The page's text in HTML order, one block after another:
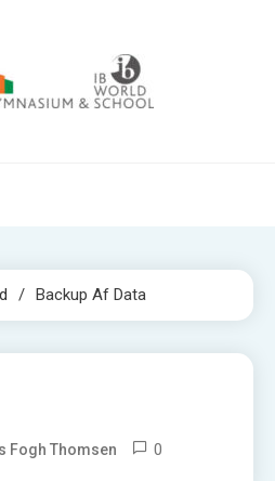
Backup Af Data
Fogh Thomsen 0